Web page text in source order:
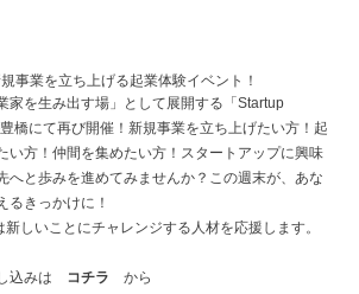
事業を立ち上げる起業体験イベント！
家を生み出す場」として展開する「Startup
橋にて再び開催！新規事業を立ち上げたい方！起
い方！仲間を集めたい方！スタートアップに興味
へと歩みを進めてみませんか？この週末が、あな
るきっかけに！
しいことにチャレンジする人材を応援します。
込みは コチラ から